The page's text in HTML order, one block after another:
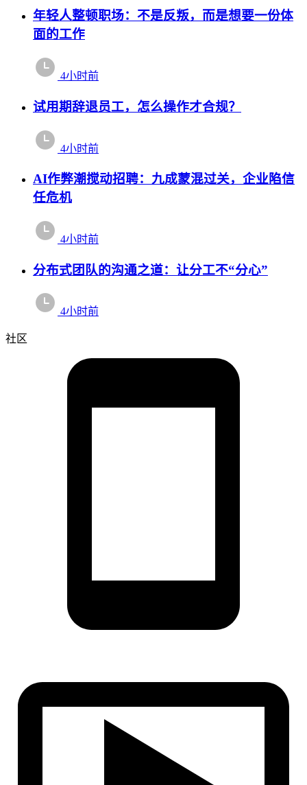
年轻人整顿职场：不是反叛，而是想要一份体
面的工作
4小时前
试用期辞退员工，怎么操作才合规？
4小时前
AI作弊潮搅动招聘：九成蒙混过关，企业陷信
任危机
4小时前
分布式团队的沟通之道：让分工不“分心”
4小时前
社区